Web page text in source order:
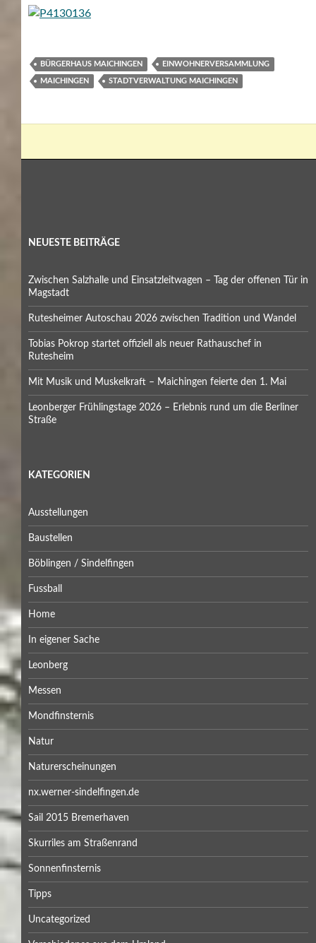
BÜRGERHAUS MAICHINGEN EINWOHNERVERSAMMLUNG
MAICHINGEN STADTVERWALTUNG MAICHINGEN
NEUESTE BEITRÄGE
Zwischen Salzhalle und Einsatzleitwagen – Tag der offenen Tür in
Magstadt
Rutesheimer Autoschau 2026 zwischen Tradition und Wandel
Tobias Pokrop startet offiziell als neuer Rathauschef in
Rutesheim
Mit Musik und Muskelkraft – Maichingen feierte den 1. Mai
Leonberger Frühlingstage 2026 – Erlebnis rund um die Berliner
Straße
KATEGORIEN
Ausstellungen
Baustellen
Böblingen / Sindelfingen
Fussball
Home
In eigener Sache
Leonberg
Messen
Mondfinsternis
Natur
Naturerscheinungen
nx.werner-sindelfingen.de
Sail 2015 Bremerhaven
Skurriles am Straßenrand
Sonnenfinsternis
Tipps
Uncategorized